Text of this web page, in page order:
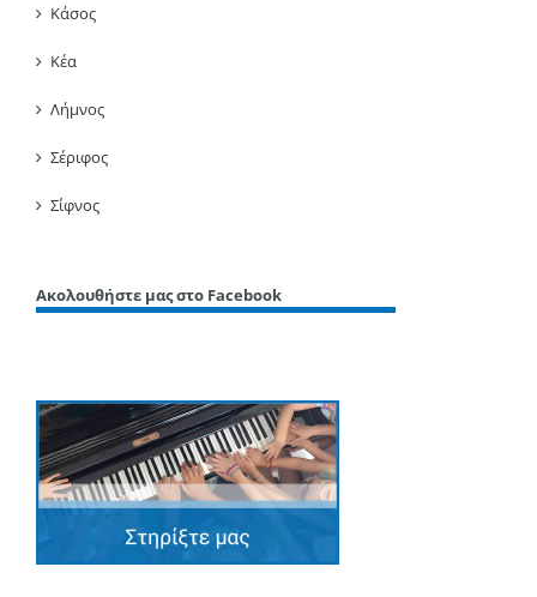
Κάσος
Κέα
Λήμνος
Σέριφος
Σίφνος
Ακολουθήστε μας στο Facebook